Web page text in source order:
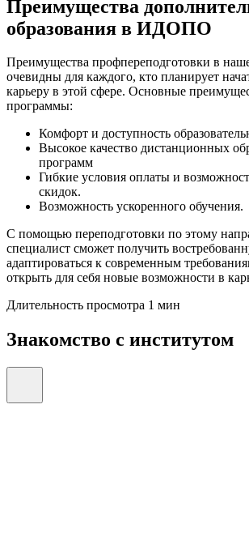
Преимущества
образования в ИДОПО
Преимущества профпереподготовки в
очевидны для каждого, кто планирует
карьеру в этой сфере. Основные
программы:
Комфорт и доступность
Высокое качество дистанционных
программ
Гибкие условия оплаты и
скидок.
Возможность ускоренного обучения.
С помощью переподготовки по этому
специалист сможет получить
адаптироваться к современным
открыть для себя новые возможности в
Длительность просмотра 1 мин
Знакомство с институтом